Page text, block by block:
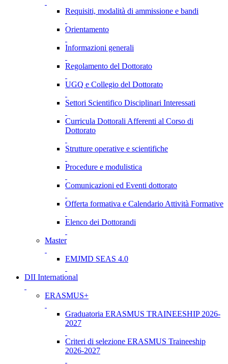
Requisiti, modalità di ammissione e bandi
Orientamento
Informazioni generali
Regolamento del Dottorato
UGQ e Collegio del Dottorato
Settori Scientifico Disciplinari Interessati
Curricula Dottorali Afferenti al Corso di
Dottorato
Strutture operative e scientifiche
Procedure e modulistica
Comunicazioni ed Eventi dottorato
Offerta formativa e Calendario Attività Formative
Elenco dei Dottorandi
Master
EMJMD SEAS 4.0
DII International
ERASMUS+
Graduatoria ERASMUS TRAINEESHIP 2026-
2027
Criteri di selezione ERASMUS Traineeship
2026-2027